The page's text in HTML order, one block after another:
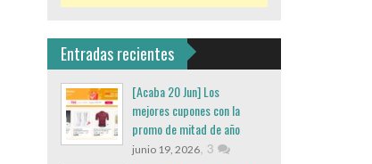
Entradas recientes
[Acaba 20 Jun] Los
mejores cupones con la
promo de mitad de año
junio 19, 2026, 3